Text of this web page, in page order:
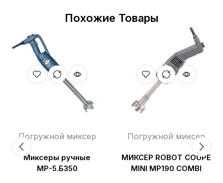
Похожие Товары
Погружной миксер
Миксеры ручные
МР-5.Б350
Погружной миксер
МИКСЕР ROBOT COUPE
MINI MP190 COMBI